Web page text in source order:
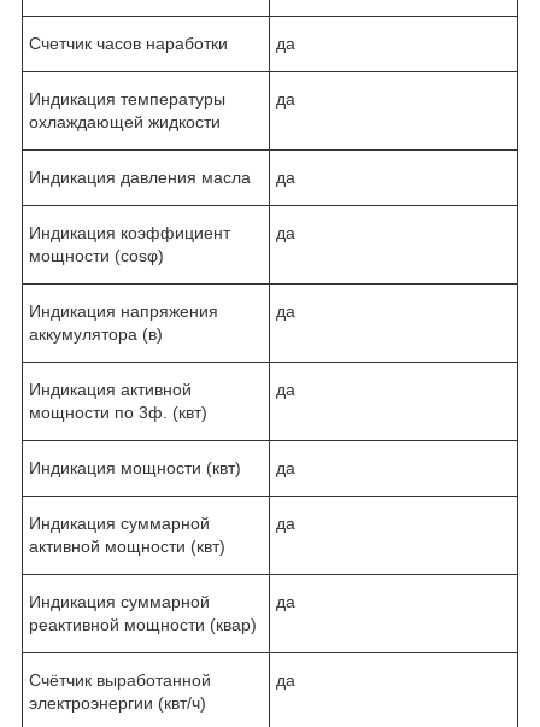
Счетчик часов наработки да
Индикация температуры
охлаждающей жидкости
да
Индикация давления масла да
Индикация коэффициент
мощности (cosφ)
да
Индикация напряжения
аккумулятора (в)
да
Индикация активной
мощности по 3ф. (квт)
да
Индикация мощности (квт) да
Индикация суммарной
активной мощности (квт)
да
Индикация суммарной
реактивной мощности (квар)
да
Счётчик выработанной
электроэнергии (квт/ч)
да